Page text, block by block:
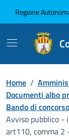
Regione
Home /
Documenti albo
Bando di concorso
Avviso pubblico -
art110, comma 2